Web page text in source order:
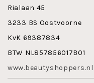
Limonene.
Maak nu kennis met
Getont-Tinted!
Rialaan 45
3233 BS Oostvoorne
KvK 69387834
BTW NL857856017B01
www.beautyshoppers.nl